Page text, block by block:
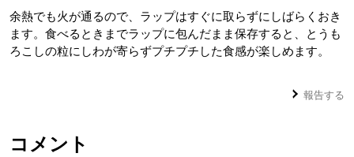
余熱でも火が通るので、ラップはすぐに取らずにしばらくおき
ます。食べるときまでラップに包んだまま保存すると、とうも
ろこしの粒にしわが寄らずプチプチした食感が楽しめます。
報告する
コメント